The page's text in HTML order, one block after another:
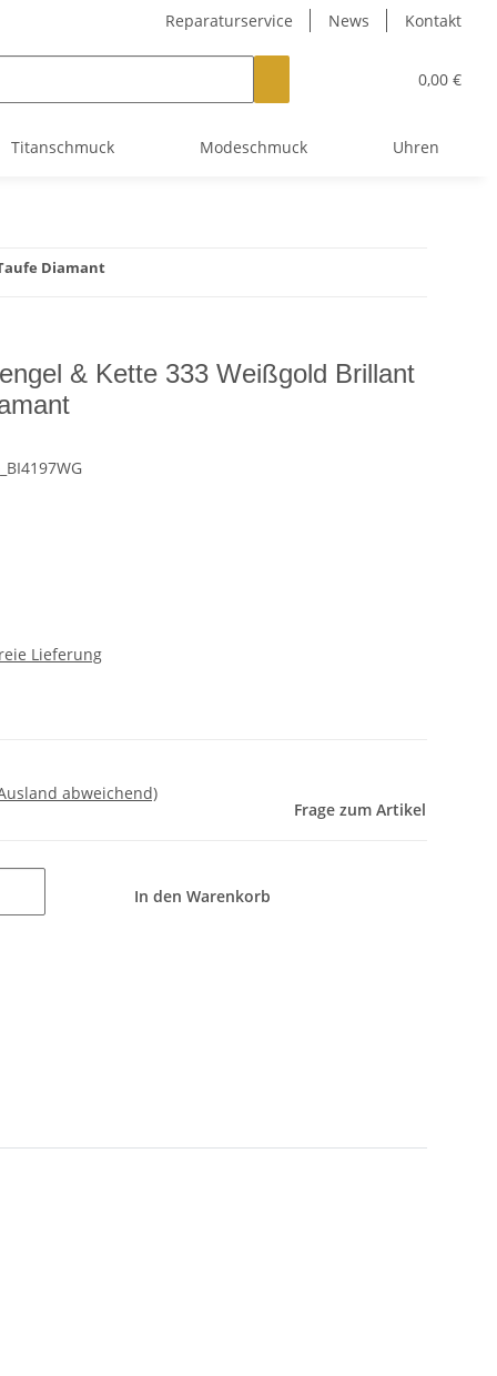
Reparaturservice News Kontakt
0,00 €
Titanschmuck Modeschmuck Uhren
Diamant
& Kette 333 Weißgold Brillant
Lieferung
abweichend)
Frage zum Artikel
In den Warenkorb